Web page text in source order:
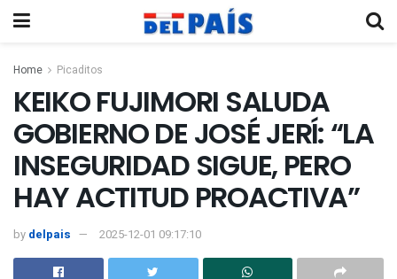
Home Picaditos
KEIKO FUJIMORI SALUDA
GOBIERNO DE JOSÉ JERÍ: “LA
INSEGURIDAD SIGUE, PERO
HAY ACTITUD PROACTIVA”
by delpais 2025-12-01 09:17:10